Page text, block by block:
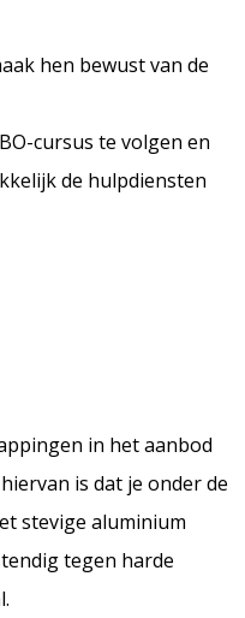
hen bewust van de
cursus te volgen en
de hulpdiensten
in het aanbod
is dat je onder de
stevige aluminium
tegen harde